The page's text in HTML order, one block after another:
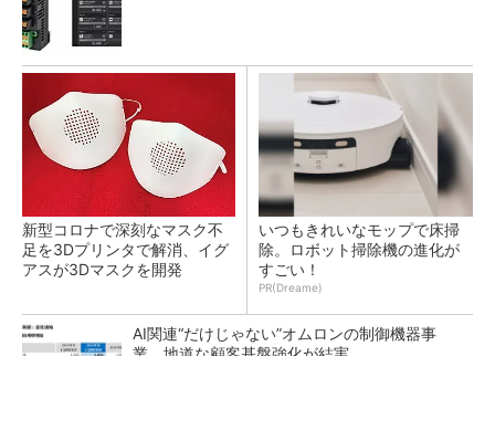
新型コロナで深刻なマスク不
足を3Dプリンタで解消、イグ
アスが3Dマスクを開発
いつもきれいなモップで床掃
除。ロボット掃除機の進化が
すごい！
PR(Dreame)
AI関連“だけじゃない”オムロンの制御機器事
業、地道な顧客基盤強化が結実